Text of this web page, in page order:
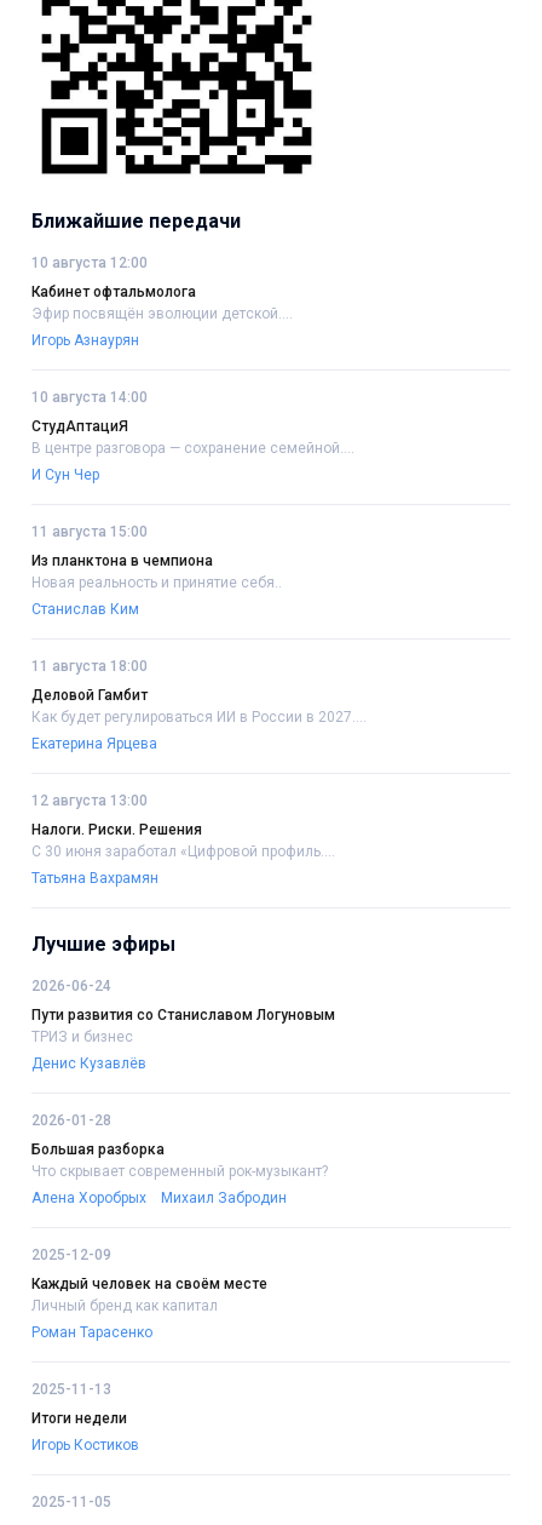
Ближайшие передачи
10 августа 12:00
Кабинет офтальмолога
Эфир посвящён эволюции детской....
Игорь Азнаурян
10 августа 14:00
СтудАптациЯ
В центре разговора — сохранение семейной....
И Сун Чер
11 августа 15:00
Из планктона в чемпиона
Новая реальность и принятие себя..
Станислав Ким
11 августа 18:00
Деловой Гамбит
Как будет регулироваться ИИ в России в 2027....
Екатерина Ярцева
12 августа 13:00
Налоги. Риски. Решения
С 30 июня заработал «Цифровой профиль....
Татьяна Вахрамян
Лучшие эфиры
2026-06-24
Пути развития со Станиславом Логуновым
ТРИЗ и бизнес
Денис Кузавлёв
2026-01-28
Большая разборка
Что скрывает современный рок-музыкант?
Алена Хоробрых
Михаил Забродин
2025-12-09
Каждый человек на своём месте
Личный бренд как капитал
Роман Тарасенко
2025-11-13
Итоги недели
Игорь Костиков
2025-11-05